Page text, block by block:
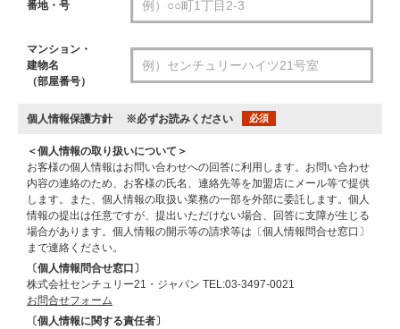
番地・号
マンション・
建物名
（部屋番号）
個人情報保護方針 ※必ずお読みください 必須
＜個人情報の取り扱いについて＞
お客様の個人情報はお問い合わせへの回答に利用します。お問い合わせ
内容の連絡のため、お客様の氏名、連絡先等を加盟店にメール等で提供
します。また、個人情報の取扱い業務の一部を外部に委託します。個人
情報の提出は任意ですが、提出いただけない場合、回答に支障が生じる
場合があります。個人情報の開示等の請求等は〔個人情報問合せ窓口〕
まで連絡ください。
〔個人情報問合せ窓口〕
株式会社センチュリー21・ジャパン TEL:03-3497-0021
お問合せフォーム
〔個人情報に関する責任者〕